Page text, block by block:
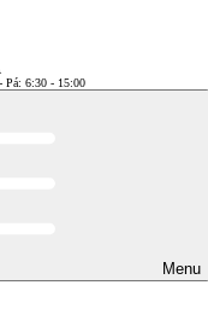
Pá: 6:30 - 15:00
Menu